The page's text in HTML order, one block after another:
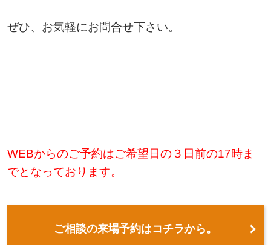
ぜひ、お気軽にお問合せ下さい。
WEBからのご予約はご希望日の３日前の17時ま
でとなっております。
ご相談の来場予約はコチラから。